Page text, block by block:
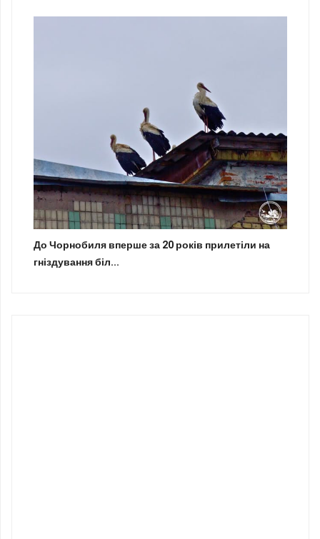
До Чорнобиля вперше за 20 років прилетіли на
гніздування біл...